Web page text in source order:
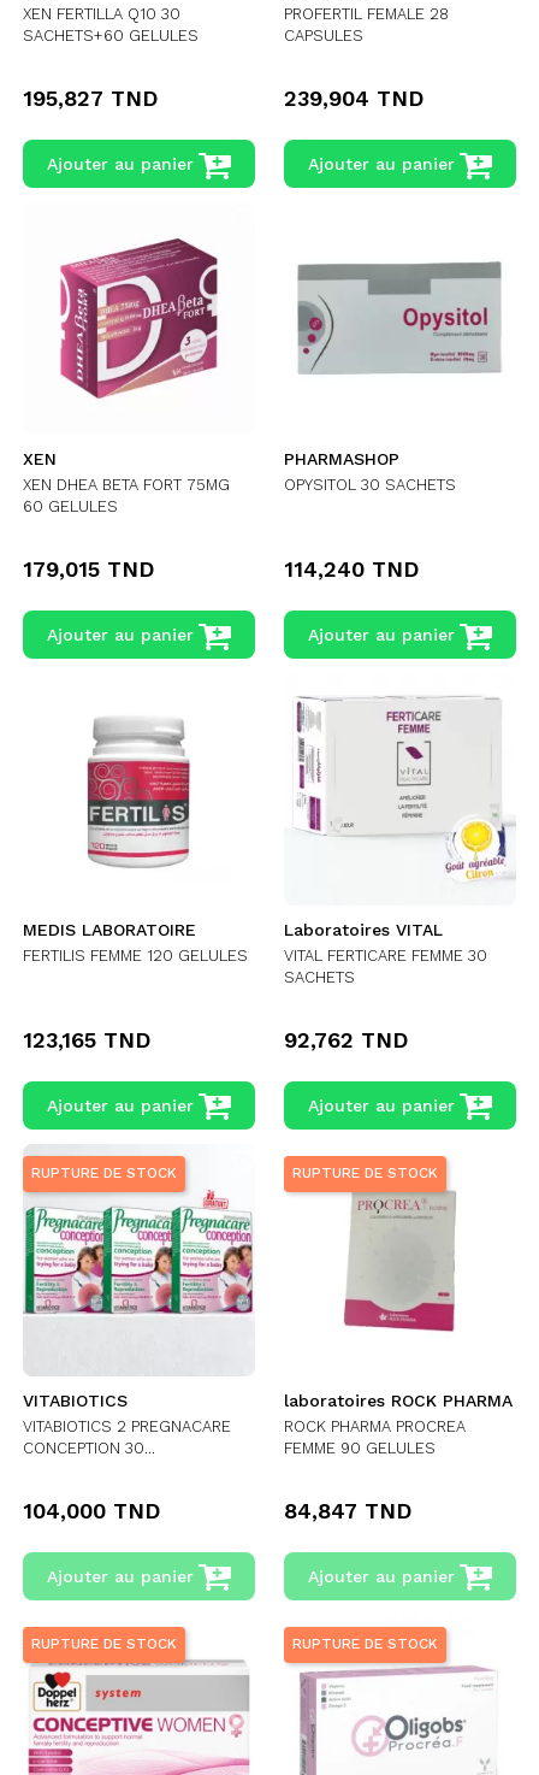
XEN FERTILLA Q10 30
SACHETS+60 GELULES
195,827 TND
Ajouter au panier
PROFERTIL FEMALE 28
CAPSULES
239,904 TND
Ajouter au panier
XEN
XEN DHEA BETA FORT 75MG
60 GELULES
179,015 TND
Ajouter au panier
PHARMASHOP
OPYSITOL 30 SACHETS
114,240 TND
Ajouter au panier
MEDIS LABORATOIRE
FERTILIS FEMME 120 GELULES
123,165 TND
Ajouter au panier
Laboratoires VITAL
VITAL FERTICARE FEMME 30
SACHETS
92,762 TND
Ajouter au panier
RUPTURE DE STOCK
VITABIOTICS
VITABIOTICS 2 PREGNACARE
CONCEPTION 30...
104,000 TND
Ajouter au panier
RUPTURE DE STOCK
laboratoires ROCK PHARMA
ROCK PHARMA PROCREA
FEMME 90 GELULES
84,847 TND
Ajouter au panier
RUPTURE DE STOCK RUPTURE DE STOCK